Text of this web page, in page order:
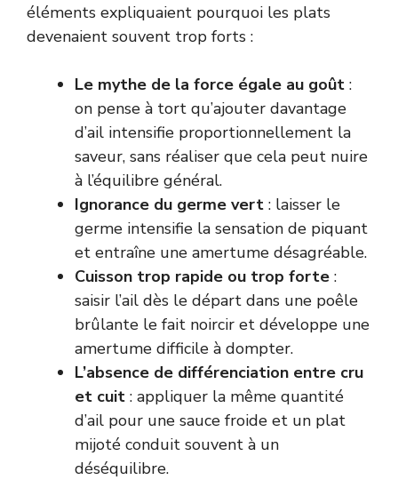
éléments expliquaient pourquoi les plats
devenaient souvent trop forts :
Le mythe de la force égale au goût :
on pense à tort qu’ajouter davantage
d’ail intensifie proportionnellement la
saveur, sans réaliser que cela peut nuire
à l’équilibre général.
Ignorance du germe vert : laisser le
germe intensifie la sensation de piquant
et entraîne une amertume désagréable.
Cuisson trop rapide ou trop forte :
saisir l’ail dès le départ dans une poêle
brûlante le fait noircir et développe une
amertume difficile à dompter.
L’absence de différenciation entre cru
et cuit : appliquer la même quantité
d’ail pour une sauce froide et un plat
mijoté conduit souvent à un
déséquilibre.